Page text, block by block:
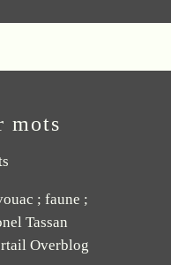
mots
; faune ;
Tassan
Overblog